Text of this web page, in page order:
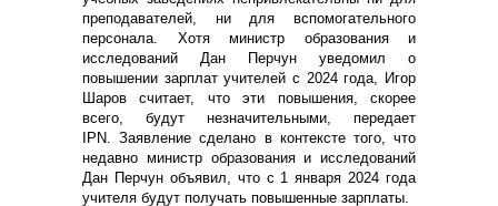
преподавателей, ни для вспомогательного
персонала. Хотя министр образования и
исследований Дан Перчун уведомил о
повышении зарплат учителей с 2024 года, Игор
Шаров считает, что эти повышения, скорее
всего, будут незначительными, передает
IPN. Заявление сделано в контексте того, что
недавно министр образования и исследований
Дан Перчун объявил, что с 1 января 2024 года
учителя будут получать повышенные зарплаты.